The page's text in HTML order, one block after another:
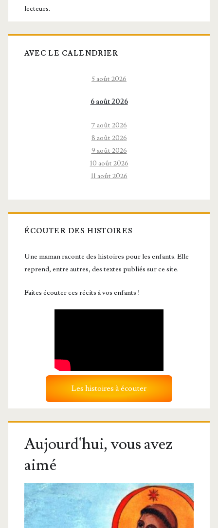
lecteurs.
AVEC LE CALENDRIER
5 août 2026
6 août 2026
7 août 2026
8 août 2026
9 août 2026
10 août 2026
11 août 2026
ÉCOUTER DES HISTOIRES
Une maman raconte des histoires pour les enfants. Elle
reprend, entre autres, des textes publiés sur ce site.
Faites écouter ces récits à vos enfants !
Les histoires à écouter
Aujourd'hui, vous avez
aimé